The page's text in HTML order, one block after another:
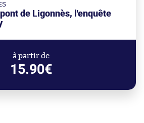
de Ligonnès, l'enquête
à partir de
15.90€